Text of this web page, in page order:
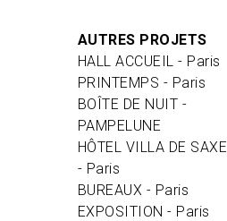
AUTRES PROJETS
HALL ACCUEIL - Paris
PRINTEMPS - Paris
BOÎTE DE NUIT -
PAMPELUNE
HÔTEL VILLA DE SAXE
- Paris
BUREAUX - Paris
EXPOSITION - Paris